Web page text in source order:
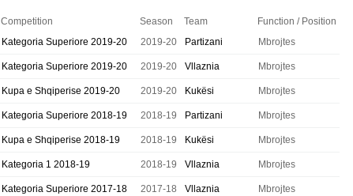
Competition Season Team
Function / Position
Kategoria Superiore 2019-20
2019-20 Partizani Mbrojtes
Kategoria Superiore 2019-20 2019-20 Vllaznia Mbrojtes
Kupa e Shqiperise 2019-20 2019-20 Kukësi Mbrojtes
Kategoria Superiore 2018-19 2018-19 Partizani Mbrojtes
Kupa e Shqiperise 2018-19 2018-19 Kukësi Mbrojtes
Kategoria 1 2018-19 2018-19 Vllaznia Mbrojtes
Kategoria Superiore 2017-18 2017-18 Vllaznia Mbrojtes